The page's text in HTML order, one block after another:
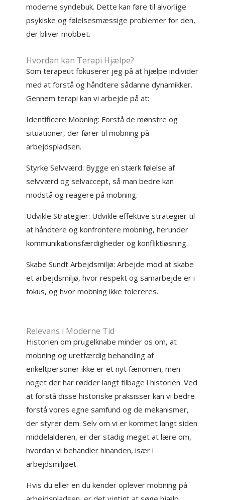
moderne syndebuk. Dette kan føre til alvorlige
psykiske og følelsesmæssige problemer for den,
der bliver mobbet.
Hvordan kan Terapi Hjælpe?
Som terapeut fokuserer jeg på at hjælpe individer
med at forstå og håndtere sådanne dynamikker.
Gennem terapi kan vi arbejde på at:
Identificere Mobning: Forstå de mønstre og
situationer, der fører til mobning på
arbejdspladsen.
Styrke Selvværd: Bygge en stærk følelse af
selvværd og selvaccept, så man bedre kan
modstå og reagere på mobning.
Udvikle Strategier: Udvikle effektive strategier til
at håndtere og konfrontere mobning, herunder
kommunikationsfærdigheder og konfliktløsning.
Skabe Sundt Arbejdsmiljø: Arbejde mod at skabe
et arbejdsmiljø, hvor respekt og samarbejde er i
fokus, og hvor mobning ikke tolereres.
Relevans i Moderne Tid
Historien om prugelknabe minder os om, at
mobning og uretfærdig behandling af
enkeltpersoner ikke er et nyt fænomen, men
noget der har rødder langt tilbage i historien. Ved
at forstå disse historiske praksisser kan vi bedre
forstå vores egne samfund og de mekanismer,
der styrer dem. Selv om vi er kommet langt siden
middelalderen, er der stadig meget at lære om,
hvordan vi behandler hinanden, især i
arbejdsmiljøet.
Hvis du eller en du kender oplever mobning på